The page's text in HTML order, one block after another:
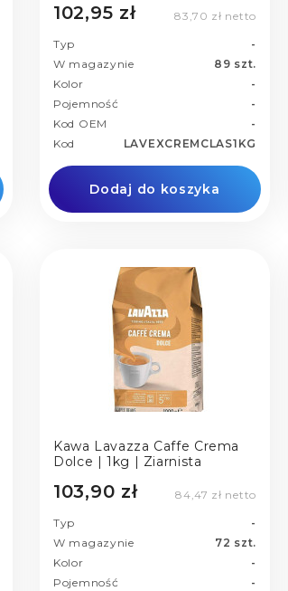
102,95 zł 83,70 zł netto
Typ
-
W magazynie
89 szt.
Kolor
-
Pojemność
-
Kod OEM
-
Kod
LAVEXCREMCLAS1KG
Dodaj do koszyka
Kawa Lavazza Caffe Crema
Dolce | 1kg | Ziarnista
103,90 zł 84,47 zł netto
Typ
-
W magazynie
72 szt.
Kolor
-
Pojemność
-